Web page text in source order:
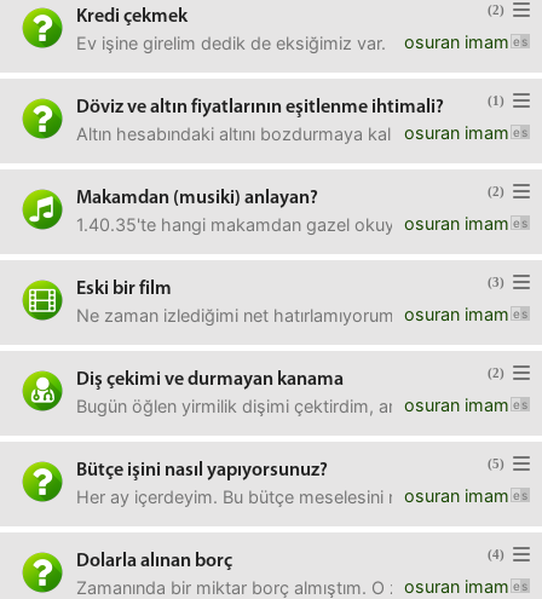
(2)
Kredi çekmek
osuran imam
Ev işine girelim dedik de eksiğimiz var. 500 bin işimizi
(1)
Döviz ve altın fiyatlarının eşitlenme ihtimali?
osuran imam
Altın hesabındaki altını bozdurmaya kalkıp fiziki altın
(2)
Makamdan (musiki) anlayan?
osuran imam
1.40.35'te hangi makamdan gazel okuyor ata demirer?
(3)
Eski bir film
osuran imam
Ne zaman izlediğimi net hatırlamıyorum; ama
(2)
Diş çekimi ve durmayan kanama
osuran imam
Bugün öğlen yirmilik dişimi çektirdim, ama kanama
(5)
Bütçe işini nasıl yapıyorsunuz?
osuran imam
Her ay içerdeyim. Bu bütçe meselesini nasıl
(4)
Dolarla alınan borç
osuran imam
Zamanında bir miktar borç almıştım. O zamanki tl